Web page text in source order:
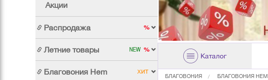
Акции
Распродажа
Летние товары
Благовония Hem
Каталог
БЛАГОВОНИЯ БЛАГОВОНИЯ